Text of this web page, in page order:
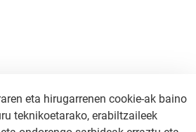
eta hirugarrenen cookie-ak baino
teknikoetarako, erabiltzaileek